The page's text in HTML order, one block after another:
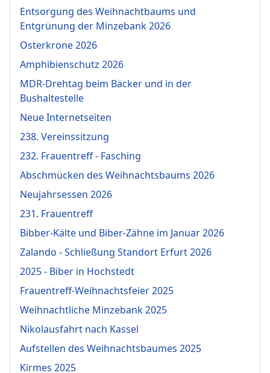
Entsorgung des Weihnachtbaums und
Entgrünung der Minzebank 2026
Osterkrone 2026
Amphibienschutz 2026
MDR-Drehtag beim Bäcker und in der
Bushaltestelle
Neue Internetseiten
238. Vereinssitzung
232. Frauentreff - Fasching
Abschmücken des Weihnachtsbaums 2026
Neujahrsessen 2026
231. Frauentreff
Bibber-Kälte und Biber-Zähne im Januar 2026
Zalando - Schließung Standort Erfurt 2026
2025 - Biber in Hochstedt
Frauentreff-Weihnachtsfeier 2025
Weihnachtliche Minzebank 2025
Nikolausfahrt nach Kassel
Aufstellen des Weihnachtsbaumes 2025
Kirmes 2025